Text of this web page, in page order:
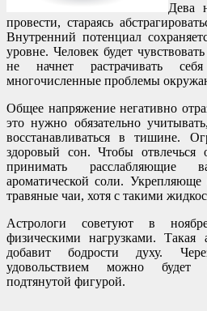
Дева
провести, стараясь
Внутренний потенциал
уровне. Человек будет
не начнет растрачивать
многочисленные проблемы
Общее напряжение негативно
это нужно обязательно
восстанавливаться в тишине.
здоровый сон. Чтобы
принимать расслабляющие
ароматической соли.
травяные чаи, хотя с такими
Астрологи советуют в
физическими нагрузками. Такая
добавит бодрости духу.
удовольствием можно будет
подтянутой фигурой.